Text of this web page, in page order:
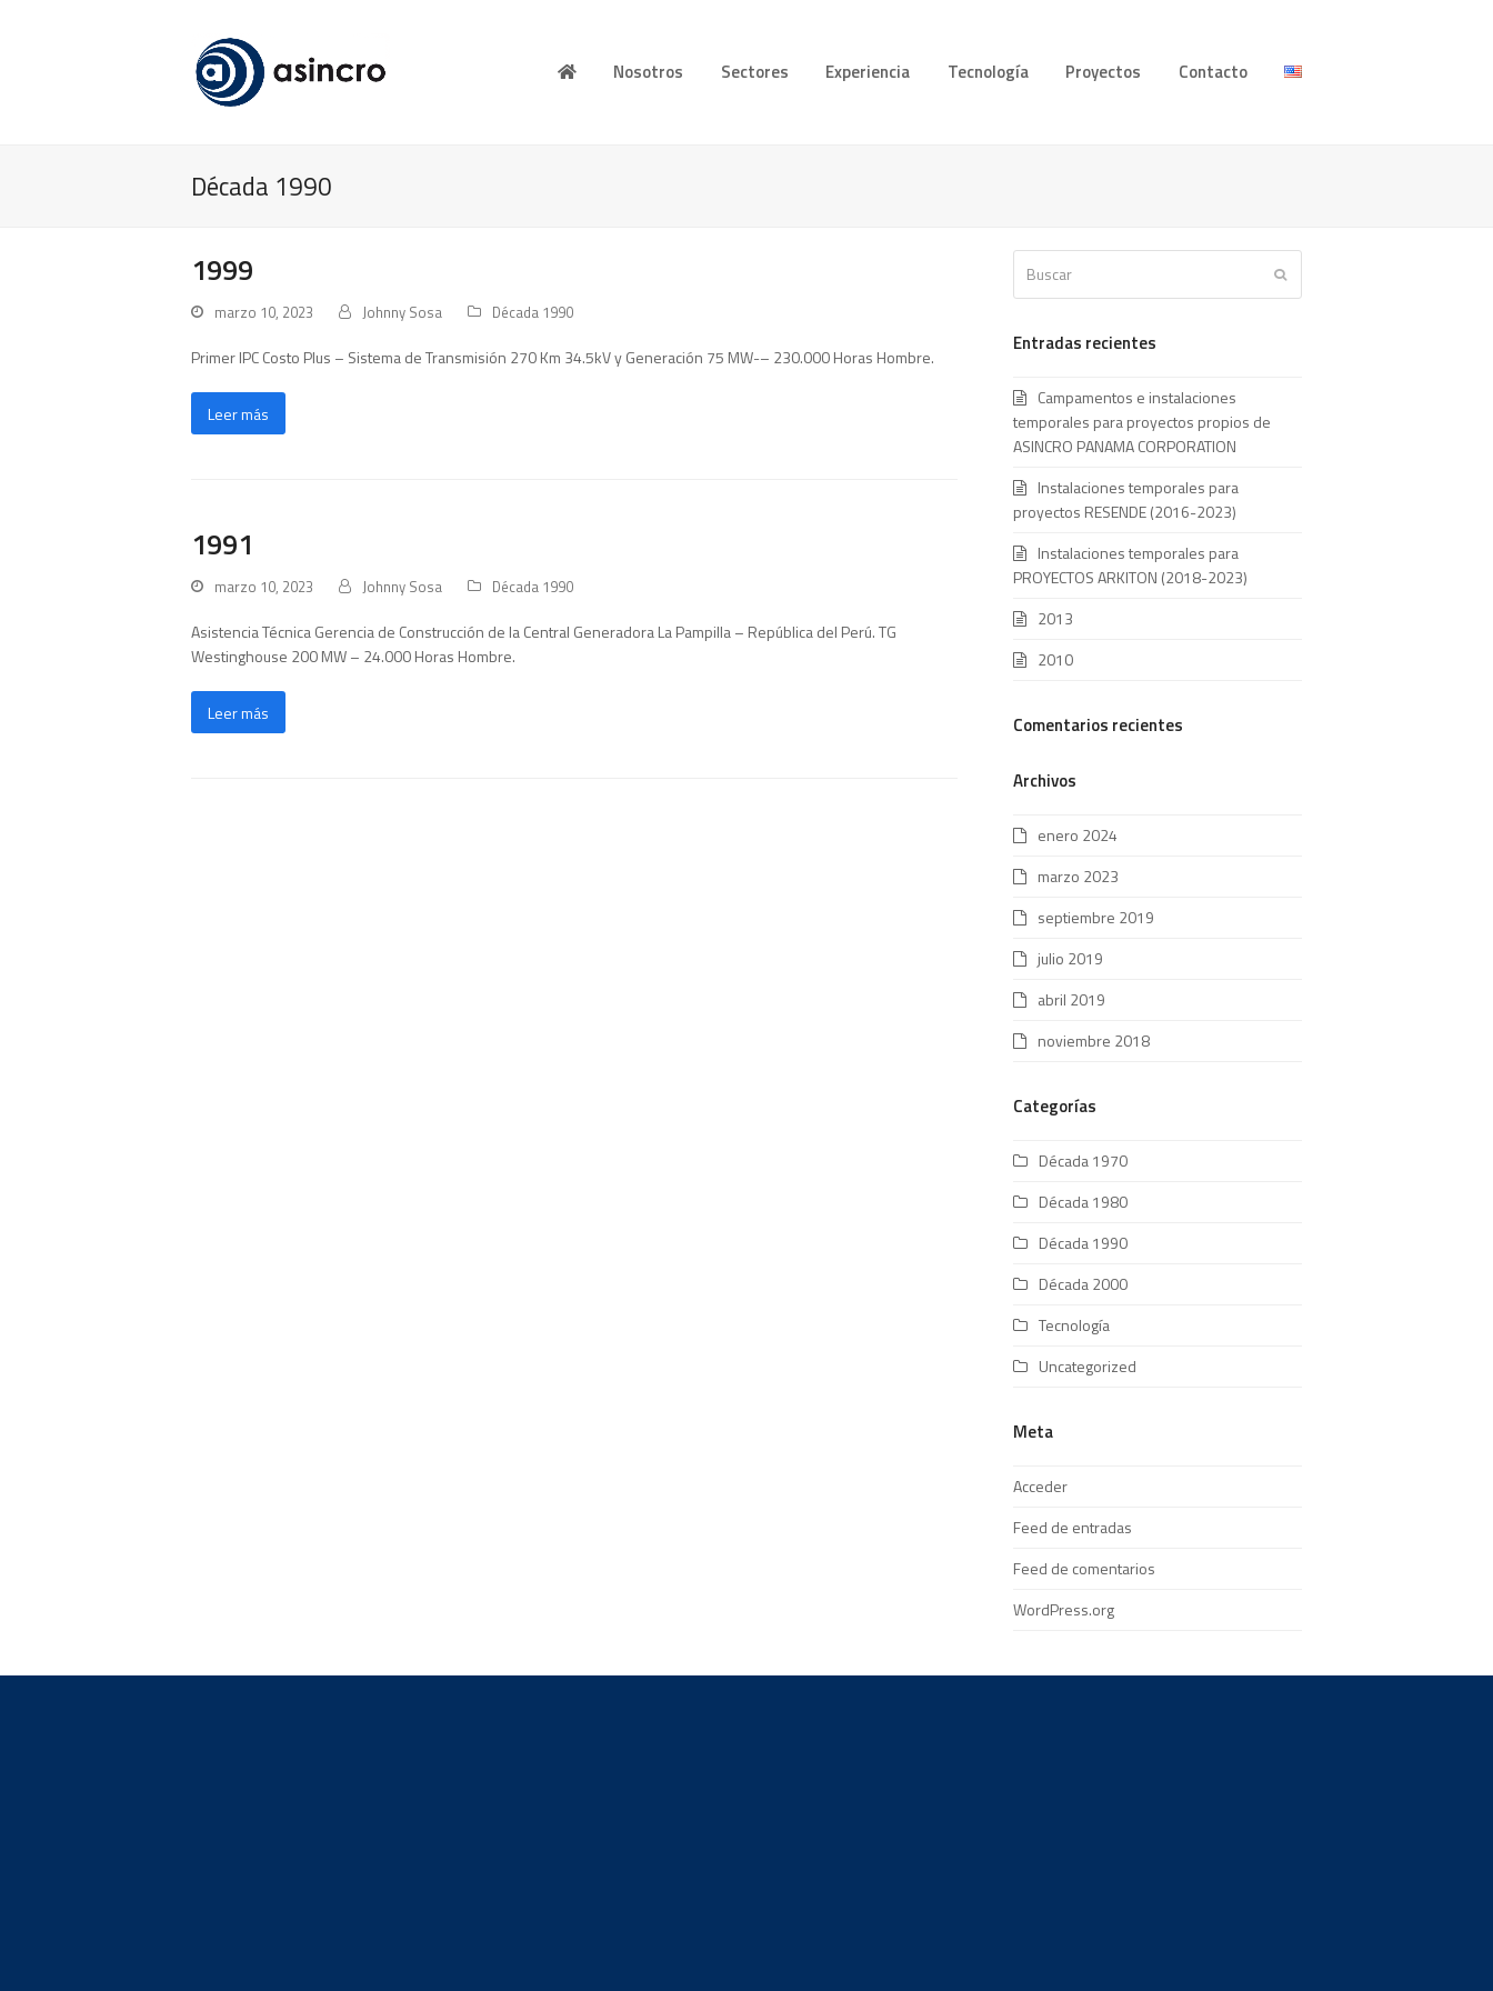
Nosotros Sectores Experiencia Tecnología Proyectos Contacto
Década 1990
1999
marzo 10, 2023 Johnny Sosa Década 1990
Primer IPC Costo Plus – Sistema de Transmisión 270 Km 34.5kV y Generación 75 MW-– 230.000 Horas Hombre.
Leer más
1991
marzo 10, 2023 Johnny Sosa Década 1990
Asistencia Técnica Gerencia de Construcción de la Central Generadora La Pampilla – República del Perú. TG
Westinghouse 200 MW – 24.000 Horas Hombre.
Leer más
Enviar
Entradas recientes
Campamentos e instalaciones
temporales para proyectos propios de
ASINCRO PANAMA CORPORATION
Instalaciones temporales para
proyectos RESENDE (2016-2023)
Instalaciones temporales para
PROYECTOS ARKITON (2018-2023)
2013
2010
Comentarios recientes
Archivos
enero 2024
marzo 2023
septiembre 2019
julio 2019
abril 2019
noviembre 2018
Categorías
Década 1970
Década 1980
Década 1990
Década 2000
Tecnología
Uncategorized
Meta
Acceder
Feed de entradas
Feed de comentarios
WordPress.org